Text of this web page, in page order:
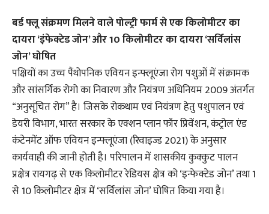
बर्ड फ्लू संक्रमण मिलने वाले पोल्ट्री फार्म से एक किलोमीटर का
दायरा ‘इंफेक्टेड जोन’ और 10 किलोमीटर का दायरा ‘सर्विलांस
जोन’ घोषित
पक्षियों का उच्च पैंथोपनिक एवियन इन्फ्लूएंजा रोग पशुओं में संक्रामक
और सांसर्गिक रोगो का निवारण और नियंत्रण अधिनियम 2009 अंतर्गत
“अनुसूचित रोग” है। जिसके रोकथाम एवं नियंत्रण हेतु पशुपालन एवं
डेयरी विभाग, भारत सरकार के एक्शन प्लान फॉर प्रिवेंशन, कंट्रोल एंड
कंटेनमेंट ऑफ एवियन इन्फ्लूएंजा (रिवाइज्ड 2021) के अनुसार
कार्यवाही की जानी होती है। परिपालन में शासकीय कुक्कुट पालन
प्रक्षेत्र रायगढ़ से एक किलोमीटर रेडियस क्षेत्र को ‘इन्फेक्टेड जोन’ तथा 1
से 10 किलोमीटर क्षेत्र में ‘सर्विलांस जोन’ घोषित किया गया है।